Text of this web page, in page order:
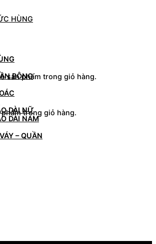
sản phẩm trong giỏ hàng.
trong giỏ hàng.
BÔNG
DÀI NỮ
DÀI NAM
– QUẦN